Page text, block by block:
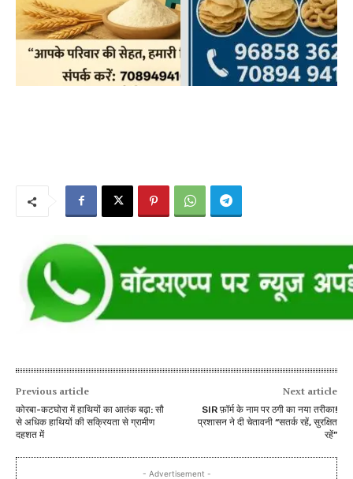
Previous article
कोरबा-कटघोरा में हाथियों का आतंक बढ़ा: सौ
से अधिक हाथियों की सक्रियता से ग्रामीण
दहशत में
Next article
SIR फ़ॉर्म के नाम पर ठगी का नया तरीका!
प्रशासन ने दी चेतावनी “सतर्क रहें, सुरक्षित
रहें”
- Advertisement -